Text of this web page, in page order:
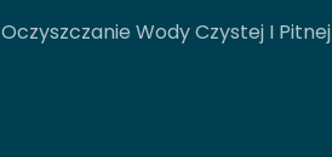
Oczyszczanie Wody Czystej I Pitnej